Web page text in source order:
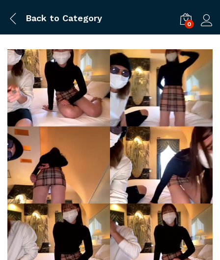
Back to Category
0